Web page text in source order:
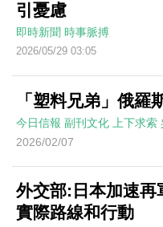
引憂慮
即時新聞 時事脈搏
2026/05/29 03:05
「塑料兄弟」俄羅
今日信報 副刊文化 上下求索
2026/02/07
外交部:日本加速再
實際路線和行動